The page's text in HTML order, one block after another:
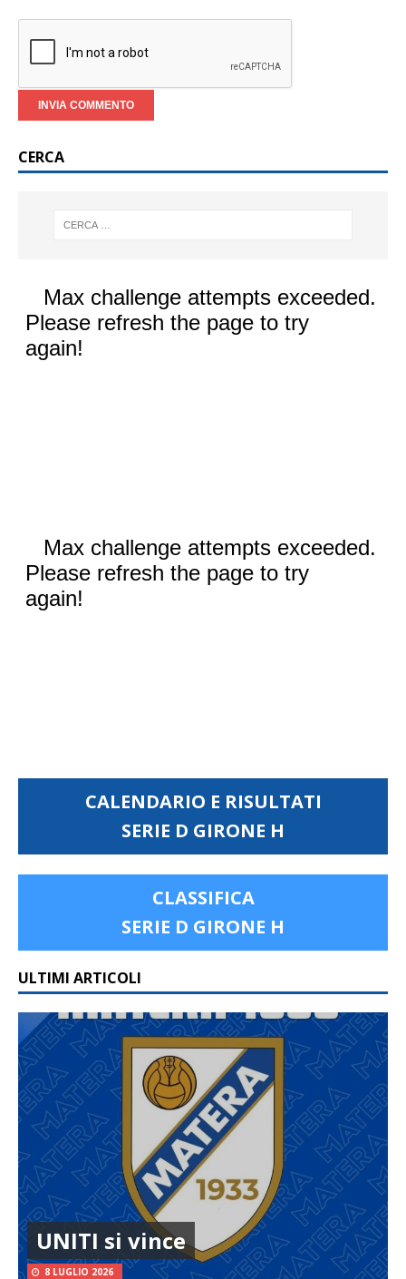
CERCA
CALENDARIO E RISULTATI
SERIE D GIRONE H
CLASSIFICA
SERIE D GIRONE H
ULTIMI ARTICOLI
UNITI si vince
8 LUGLIO 2026